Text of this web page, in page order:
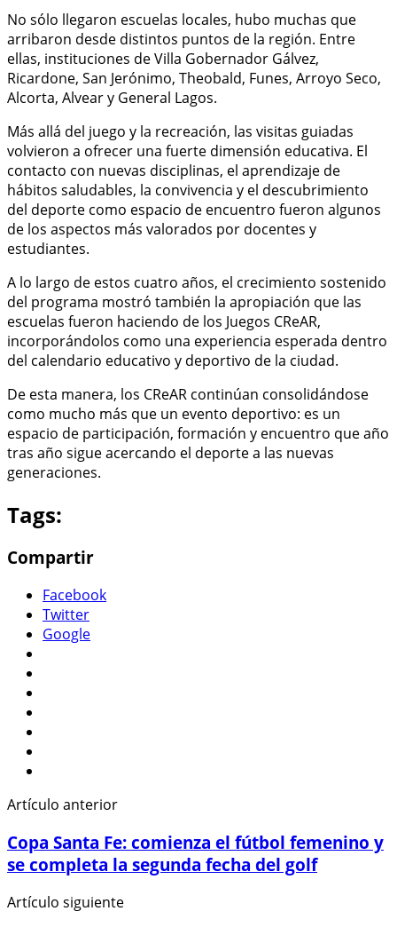
No sólo llegaron escuelas locales, hubo muchas que
arribaron desde distintos puntos de la región. Entre
ellas, instituciones de Villa Gobernador Gálvez,
Ricardone, San Jerónimo, Theobald, Funes, Arroyo Seco,
Alcorta, Alvear y General Lagos.
Más allá del juego y la recreación, las visitas guiadas
volvieron a ofrecer una fuerte dimensión educativa. El
contacto con nuevas disciplinas, el aprendizaje de
hábitos saludables, la convivencia y el descubrimiento
del deporte como espacio de encuentro fueron algunos
de los aspectos más valorados por docentes y
estudiantes.
A lo largo de estos cuatro años, el crecimiento sostenido
del programa mostró también la apropiación que las
escuelas fueron haciendo de los Juegos CReAR,
incorporándolos como una experiencia esperada dentro
del calendario educativo y deportivo de la ciudad.
De esta manera, los CReAR continúan consolidándose
como mucho más que un evento deportivo: es un
espacio de participación, formación y encuentro que año
tras año sigue acercando el deporte a las nuevas
generaciones.
Tags:
Compartir
Facebook
Twitter
Google
Artículo anterior
Copa Santa Fe: comienza el fútbol femenino y
se completa la segunda fecha del golf
Artículo siguiente